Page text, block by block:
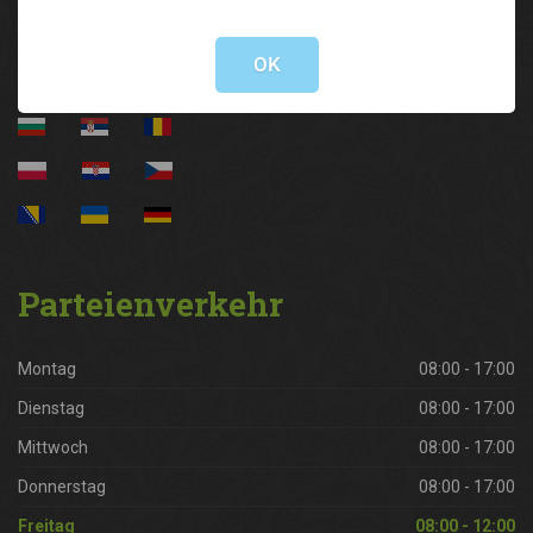
Parteienverkehr
Montag 08:00 - 17:00
Dienstag 08:00 - 17:00
Mittwoch 08:00 - 17:00
Donnerstag 08:00 - 17:00
Freitag 08:00 - 12:00
OK